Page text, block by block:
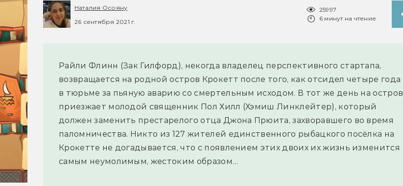
Наталия Осояну
26 сентября 2021 г.
25997
6 минут на чтение
Райли Флинн (Зак Гилфорд), некогда владелец перспективного стартапа,
возвращается на родной остров Крокетт после того, как отсидел четыре года
в тюрьме за пьяную аварию со смертельным исходом. В тот же день на остров
приезжает молодой священник Пол Хилл (Хэмиш Линклейтер), который
должен заменить престарелого отца Джона Прюита, захворавшего во время
паломничества. Никто из 127 жителей единственного рыбацкого посёлка на
Крокетте не догадывается, что с появлением этих двоих их жизнь изменится
самым неумолимым, жестоким образом…